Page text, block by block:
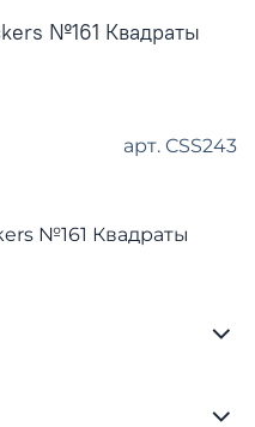
арт. CSS243
№161 Квадраты
№161 Квадраты